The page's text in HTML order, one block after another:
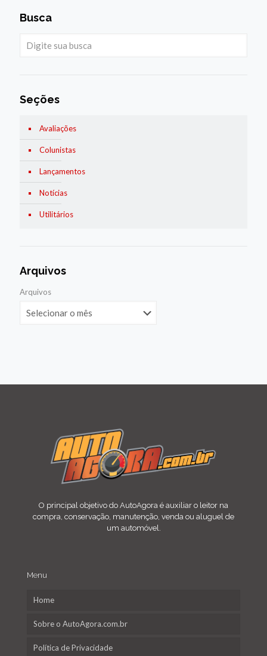
Busca
Seções
Avaliações
Colunistas
Lançamentos
Notícias
Utilitários
Arquivos
Arquivos
O principal objetivo do AutoAgora é auxiliar o leitor na
compra, conservação, manutenção, venda ou aluguel de
um automóvel.
Menu
Home
Sobre o AutoAgora.com.br
Política de Privacidade